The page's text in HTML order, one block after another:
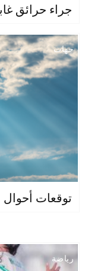
جراء حرائق
جهات
توقعات أحوال
رياضة